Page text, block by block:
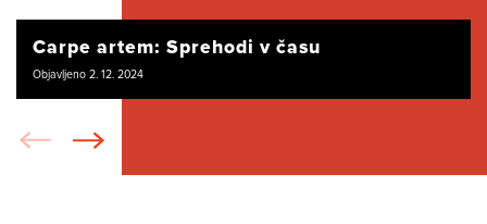
Carpe artem: Sprehodi v času
Objavljeno 2. 12. 2024